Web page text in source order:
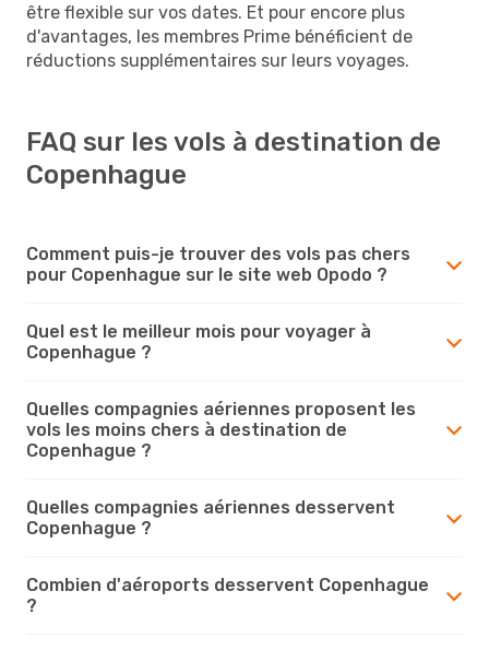
être flexible sur vos dates. Et pour encore plus
d'avantages, les membres Prime bénéficient de
réductions supplémentaires sur leurs voyages.
FAQ sur les vols à destination de
Copenhague
Comment puis-je trouver des vols pas chers
pour Copenhague sur le site web Opodo ?
Quel est le meilleur mois pour voyager à
Copenhague ?
Quelles compagnies aériennes proposent les
vols les moins chers à destination de
Copenhague ?
Quelles compagnies aériennes desservent
Copenhague ?
Combien d'aéroports desservent Copenhague
?